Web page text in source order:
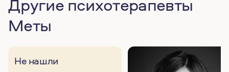
Другие психотерапевты
Меты
Не нашли